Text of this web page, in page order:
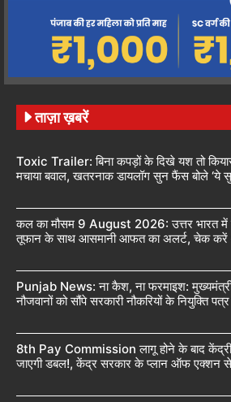
ताज़ा ख़बरें
Toxic Trailer: बिना कपड़ों के दिखे यश तो
मचाया बवाल, खतरनाक डायलॉग सुन फैंस बोले ‘ये
कल का मौसम 9 August 2026: उत्तर भारत में
तूफान के साथ आसमानी आफत का अलर्ट, चेक करें
Punjab News: ना कैश, ना फरमाइश:
नौजवानों को सौंपे सरकारी नौकरियों के नियुक्ति पत्र
8th Pay Commission लागू होने के बाद केंद्रीय
जाएगी डबल!, केंद्र सरकार के प्लान ऑफ